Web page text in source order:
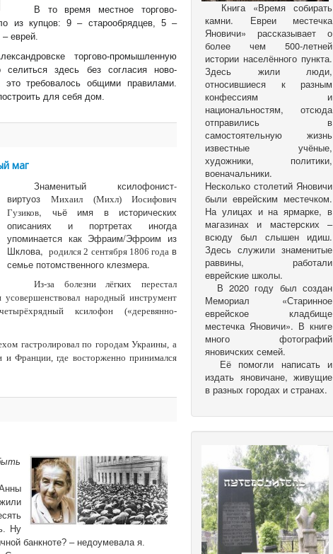
В то время местное торгово-
из купцов: 9 – старообрядцев, 5 –
еврей.
торгово-промышленную
здесь без согласия ново-
это требовалось общими правилами.
для себя дом.
маг
Знаменитый ксилофонист-
виртуозМихаил (Михл) Иосифович
Гузиков, чьё имя в исторических
описаниях и портретах иногда
упоминается как Эфраим/Эфроим из
Шклова,
родился 2 сентября 1806 года в
семье потомственного клезмера.
Из-за болезни лёгких перестал
народный инструмент
ксилофон («деревянно-
гастролировал по городам Украины, а
и Франции, где восторженно принимался
Ну
банкноте? – недоумевала я.
Книга «Время собирать
камни. Евреи местечка
Яновичи» рассказывает о
более чем 500-летней
истории населённого пункта.
Здесь жили люди,
относившиеся к разным
конфессиям и
национальностям, отсюда
отправились в
самостоятельную жизнь
известные учёные,
художники, политики,
военачальники.
Несколько столетий Яновичи
были еврейским местечком.
На улицах и на ярмарке, в
магазинах и мастерских –
всюду был слышен идиш.
Здесь служили знаменитые
раввины, работали
еврейские школы.
В 2020 году был создан
Мемориал «Старинное
еврейское кладбище
местечка Яновичи». В книге
много фотографий
яновичских семей.
Её помогли написать и
издать яновичане, живущие
в разных городах и странах.